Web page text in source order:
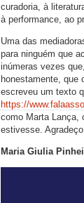
curadoria, à
à performance, ao
Uma das
para ninguém que
inúmeras vezes
honestamente, que
escreveu um texto
https://
como Marta Lança,
estivesse.
Maria Giulia